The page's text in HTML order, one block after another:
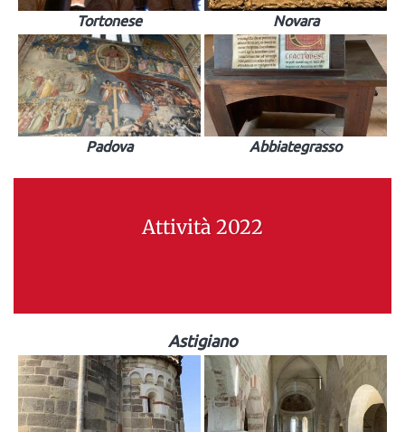
Tortonese Novara
Padova Abbiategrasso
Attività 2022
Astigiano